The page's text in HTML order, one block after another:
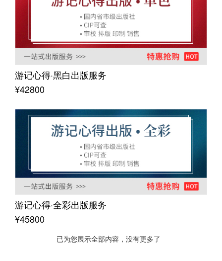
游记心得·黑白出版服务
¥42800
游记心得·全彩出版服务
¥45800
已为您展示全部内容，没有更多了